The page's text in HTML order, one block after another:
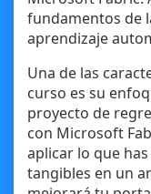
fundamentos de
aprendizaje
Una de las
curso es su
proyecto de
con Microsoft
aplicar lo que
tangibles en un